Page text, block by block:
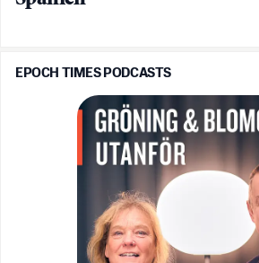
EPOCH TIMES PODCASTS